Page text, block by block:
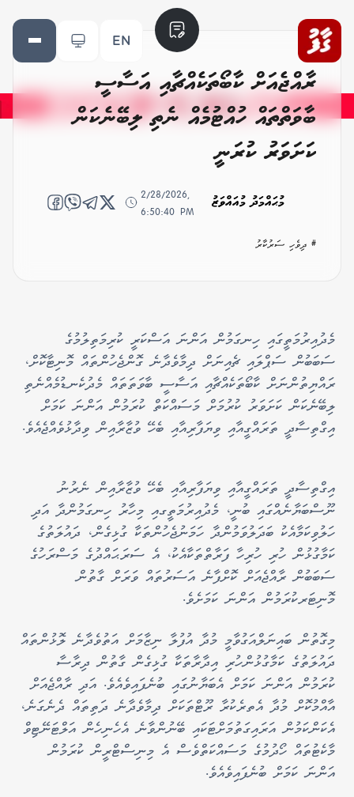
EN
ރާއްޖެއަށް ކާބޯތަކެއްޗާއި އަސާސީ
ބާވަތްތައް ހުއްޓުމެއް ނެތި ލިބޭނެކަން
ކަށަވަރު ކުރަނީ
މުޙައްމަދު މުއައްވަޒު
2/28/2026,
6:50:40 PM
# ދިވެހި ސަރުކާރު
މެދުއިރުމަތީގައި ހިނގަމުން އަންނަ އަސްކަރީ ކުރިމަތިލުމުގެ
ސަބަބުން ސަޕްލައި ޗެއިނަށް ދިމާވެދާނެ ގޮންޖެހުންތައް މޮނިޓާކޮށް،
ރައްޔިތުންނަށް ކާބޯތަކެއްޗާއި އަސާސީ ބާވަތަތައް މެދުކެނޑުމެއްނެތި
ލިބޭނެކަން ކަށަވަރު ކުރުމަށް މަސައްކަތް ކުރަމުން އަންނަ ކަމަށް
އިގްތިސާދީ ތަރައްގީއާއި ވިޔަފާރިއާއި ބެހޭ ވުޒާރާއިން ވިދާޅުވެއްޖެއެވެ.
އިގްތިސާދީ ތަރައްގީއާއި ވިޔަފާރިއާއި ބެހޭ ވުޒާރާއިން ނެރުނު
ނޫސްބަޔާނެއްގައި ބުނީ، މެދުއިރުމަތީގއި މިހާރު ހިނގަމުންދާ އަދި
ހަލުވިކަމާއެކު ބަދަލުވަމުންދާ ހަމަނުޖެހުންތަކާ ގުޅިގެން، ދައުލަތުގެ
ކަމާގުޅުން ހުރި ހުރިހާ ފަރާތްތަކާއެކު، އެ ސަރަޙައްދުގެ މަސްރަހުގެ
ސަބަބުން ރާއްޖެއަށް ކޮށްފާނެ އަސަރުތައް ވަރަށް ގާތުން
މޮނިޓަރކުރަމުން އަންނަ ކަމަށެވެ.
މިގޮތުން ބައިނަލްއަގުވާމީ މުދާ އުފުލާ ނިޒާމަށް އަތުވެދާނެ ލޮޅުންތައް
ދައުލަތުގެ ކަމާގުޅުންހުރި އިދާރާތަކާ ގުޅިގެން ގާތުން ދިރާސާ
ކުރަމުން އަންނަ ކަމަށް އެބަޔާނުގައި ބުނެފައިވެއެވެ. އަދި ރާއްޖެއަށް
އާއްމުކޮށް މުދާ އެތރެކުރާ ރޫޓްތަކަށް ދިމާވެދާނެ ދަތިތައް ދެނެގަނެ،
އެކަންކަމުން އަރައިގަތުމަށްޓަކައި ބޭނުންވާނެ އެހެނިހެން އަލްޓަނޭޓިވް
މާކެޓުތައް ހޯދުމުގެ މަސައްކަތްވެސް އެ މިނިސްޓްރީން ކުރަމުން
އަންނަ ކަމަށް ބުނެފައިވެއެވެ.